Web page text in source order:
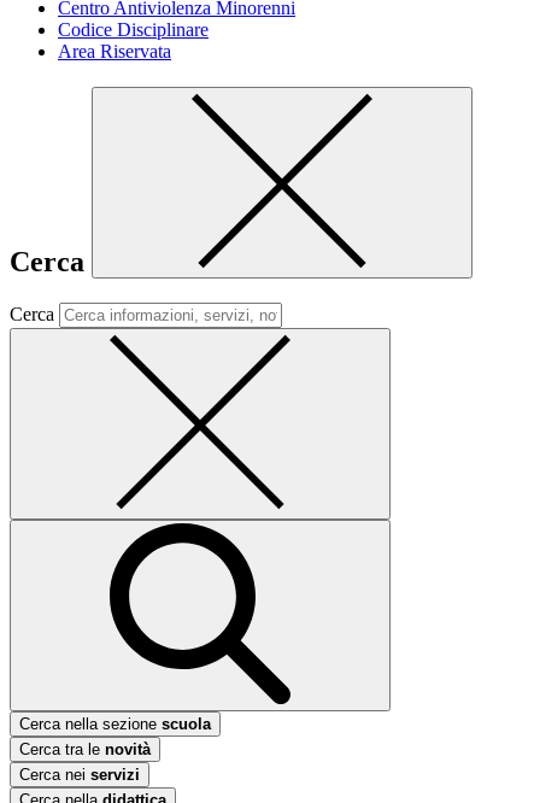
Centro Antiviolenza Minorenni
Codice Disciplinare
Area Riservata
Cerca
Cerca
Cerca nella sezione scuola
Cerca tra le novità
Cerca nei servizi